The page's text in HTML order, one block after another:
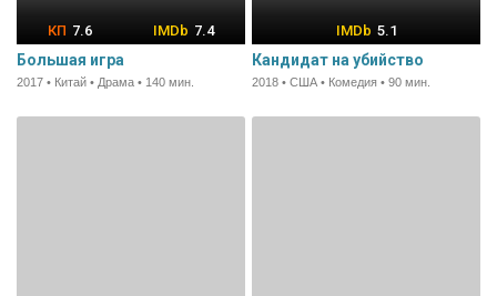
7.6 7.4
Большая игра
2017 • Китай • Драма • 140 мин.
5.1
Кандидат на убийство
2018 • США • Комедия • 90 мин.